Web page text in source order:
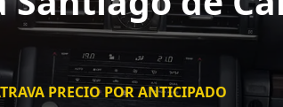
PRECIO POR ANTICIPADO